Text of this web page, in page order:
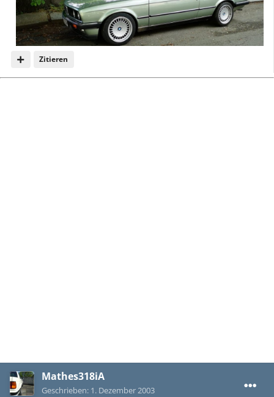
Zitieren
Mathes318iA
Geschrieben: 1. Dezember 2003